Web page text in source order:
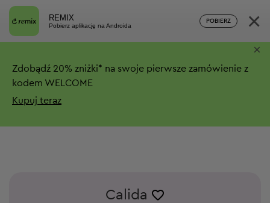
REMIX
Pobierz aplikację na Androida
POBIERZ ×
Zdobądź 20% zniżki* na swoje pierwsze zamówienie z
kodem WELCOME
Kupuj teraz
×
Calida